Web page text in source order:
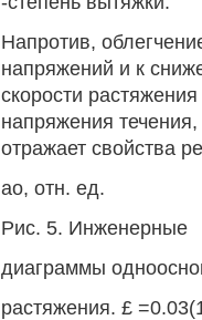
Напротив,
напряжений и к
скорости
напряжения
отражает свойства
ао, отн. ед.
Рис. 5. Инженерные
диаграммы
растяжения. £